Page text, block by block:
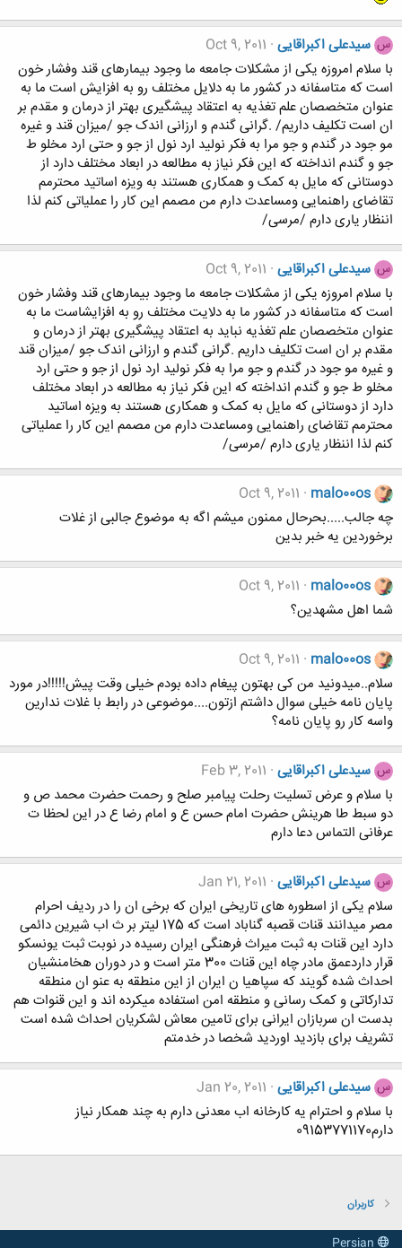
س سیدعلی اکبراقایی Oct 9, 2011
با سلام امروزه یکی از مشکلات جامعه ما وجود بیمارهای قند وفشار خون
است که متاسفانه در کشور ما به دلایل مختلف رو به افزایش است ما به
عنوان متخصصان علم تغذیه به اعتقاد پیشگیری بهتر از درمان و مقدم بر
ان است تکلیف داریم/ .گرانی گندم و ارزانی اندک جو /میزان قند و غیره
مو جود در گندم و جو مرا به فکر نولید ارد نول از جو و حتی ارد مخلو ط
جو و گندم انداخته که این فکر نیاز به مطالعه در ابعاد مختلف دارد از
دوستانی که مایل به کمک و همکاری هستند به ویزه اساتید محترمم
تقاضای راهنمایی ومساعدت دارم من مصمم این کار را عملیاتی کنم لذا
اننظار یاری دارم /مرسی/
س سیدعلی اکبراقایی Oct 9, 2011
با سلام امروزه یکی از مشکلات جامعه ما وجود بیمارهای قند وفشار خون
است که متاسفانه در کشور ما به دلایت مختلف رو به افزایشاست ما به
عنوان متخصصان علم تغذیه نباید به اعتقاد پیشگیری بهتر از درمان و
مقدم بر ان است تکلیف داریم .گرانی گندم و ارزانی اندک جو /میزان قند
و غیره مو جود در گندم و جو مرا به فکر نولید ارد نول از جو و حتی ارد
مخلو ط جو و گندم انداخته که این فکر نیاز به مطالعه در ابعاد مختلف
دارد از دوستانی که مایل به کمک و همکاری هستند به ویزه اساتید
محترمم تقاضای راهنمایی ومساعدت دارم من مصمم این کار را عملیاتی
کنم لذا اننظار یاری دارم /مرسی/
malo00os
Oct 9, 2011
چه جالب.....بحرحال ممنون میشم اگه به موضوع جالبی از غلات
برخوردین یه خبر بدین
malo00os
Oct 9, 2011
شما اهل مشهدین؟
malo00os
Oct 9, 2011
سلام..میدونید من کی بهتون پیغام داده بودم خیلی وقت پیش!!!!!در مورد
پایان نامه خیلی سوال داشتم ازتون....موضوعی در رابط با غلات ندارین
واسه کار رو پایان نامه؟
س سیدعلی اکبراقایی Feb 3, 2011
با سلام و عرض تسلیت رحلت پیامبر صلح و رحمت حضرت محمد ص و
دو سبط طا هرینش حضرت امام حسن ع و امام رضا ع در این لحظا ت
عرفانی التماس دعا دارم
س سیدعلی اکبراقایی Jan 21, 2011
سلام یکی از اسطوره های تاریخی ایران که برخی ان را در ردیف احرام
مصر میدانند قنات قصبه گناباد است که 175 لیتر بر ث اب شیرین دائمی
دارد این قنات به ثبت میراث فرهنگی ایران رسیده در نوبت ثبت یونسکو
قرار داردعمق مادر چاه این قنات 300 متر است و در دوران هخامنشیان
احداث شده گویند که سپاهیا ن ایران از این منطقه به عنو ان منطقه
تدارکاتی و کمک رسانی و منطقه امن استفاده میکرده اند و این قنوات هم
بدست ان سربازان ایرانی برای تامین معاش لشکریان احداث شده است
تشریف برای بازدید اوردید شخصا در خدمتم
س سیدعلی اکبراقایی Jan 20, 2011
با سلام و احترام یه کارخانه اب معدنی دارم به چند همکار نیاز
دارم09153771170
کاربران